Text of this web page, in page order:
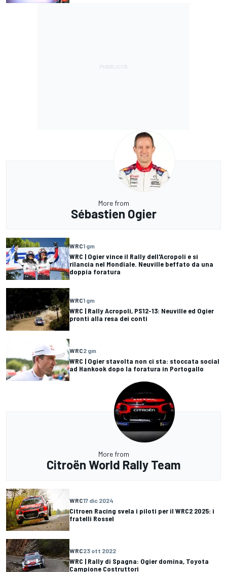
More from
Sébastien Ogier
WRC1 gm
WRC | Ogier vince il Rally dell'Acropoli e si
rilancia nel Mondiale. Neuville beffato da una
doppia foratura
WRC1 gm
WRC | Rally Acropoli, PS12-13: Neuville ed Ogier
pronti alla resa dei conti
WRC2 gm
WRC | Ogier stavolta non ci sta: stoccata social
ad Hankook dopo la foratura in Portogallo
More from
Citroën World Rally Team
WRC17 dic 2024
Citroen Racing svela i piloti per il WRC2 2025: i
fratelli Rossel
WRC23 ott 2022
WRC | Rally di Spagna: Ogier domina, Toyota
Campione Costruttori